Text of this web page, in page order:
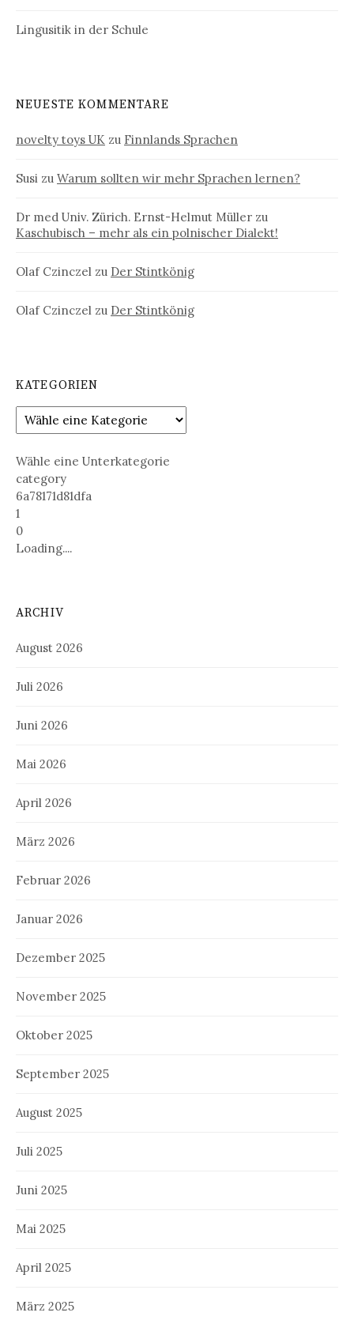
Lingusitik in der Schule
NEUESTE KOMMENTARE
novelty toys UK zu Finnlands Sprachen
Susi zu Warum sollten wir mehr Sprachen lernen?
Dr med Univ. Zürich. Ernst-Helmut Müller zu
Kaschubisch – mehr als ein polnischer Dialekt!
Olaf Czinczel zu Der Stintkönig
Olaf Czinczel zu Der Stintkönig
KATEGORIEN
Wähle eine Unterkategorie
category
6a78171d81dfa
1
0
Loading....
ARCHIV
August 2026
Juli 2026
Juni 2026
Mai 2026
April 2026
März 2026
Februar 2026
Januar 2026
Dezember 2025
November 2025
Oktober 2025
September 2025
August 2025
Juli 2025
Juni 2025
Mai 2025
April 2025
März 2025